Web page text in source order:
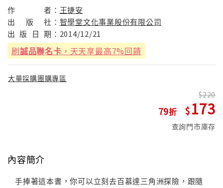
作 者： 王捷安
出
版 社： 智學堂文化事業股份有限公司
出 版 日 期： 2014/12/21
刷誠品聯名卡 ，天天享最高7%回饋
大量採購團購專區
79
220
173
查詢門市庫存
內容簡介
手捧著這本書，你可以立刻去百慕達三角洲探險，跟隨